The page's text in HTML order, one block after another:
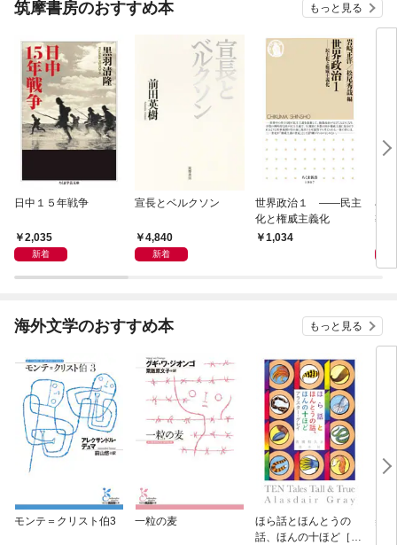
筑摩書房のおすすめ本 もっと見る
日中１５年戦争
2,035
新着
宣長とベルクソン
4,840
新着
世界政治１ ――民主
化と権威主義化
1,034
石
導
海外文学のおすすめ本 もっと見る
モンテ＝クリスト伯3 一粒の麦
ほら話とほんとうの
話、ほんの十ほど［新
美